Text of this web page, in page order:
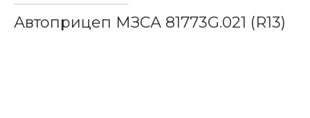
Автоприцеп МЗСА 81773G.021 (R13)